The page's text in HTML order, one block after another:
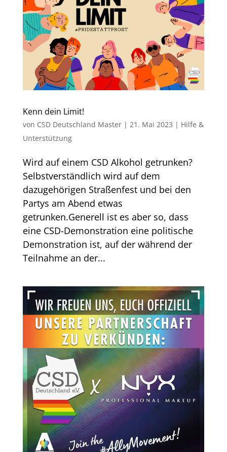
Kenn dein Limit!
von CSD Deutschland Master| 21. Mai 2023 | Hilfe &
Unterstützung
Wird auf einem CSD Alkohol getrunken?
Selbstverständlich wird auf dem
dazugehörigen Straßenfest und bei den
Partys am Abend etwas
getrunken.Generell ist es aber so, dass
eine CSD-Demonstration eine politische
Demonstration ist, auf der während der
Teilnahme an der...